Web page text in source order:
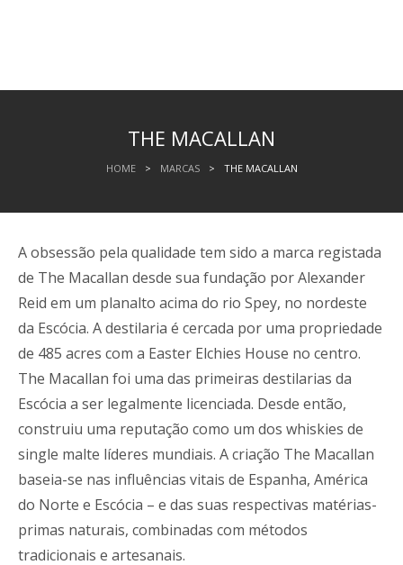
THE MACALLAN
HOME > MARCAS > THE MACALLAN
A obsessão pela qualidade tem sido a marca registada
de The Macallan desde sua fundação por Alexander
Reid em um planalto acima do rio Spey, no nordeste
da Escócia. A destilaria é cercada por uma propriedade
de 485 acres com a Easter Elchies House no centro.
The Macallan foi uma das primeiras destilarias da
Escócia a ser legalmente licenciada. Desde então,
construiu uma reputação como um dos whiskies de
single malte líderes mundiais. A criação The Macallan
baseia-se nas influências vitais de Espanha, América
do Norte e Escócia – e das suas respectivas matérias-
primas naturais, combinadas com métodos
tradicionais e artesanais.